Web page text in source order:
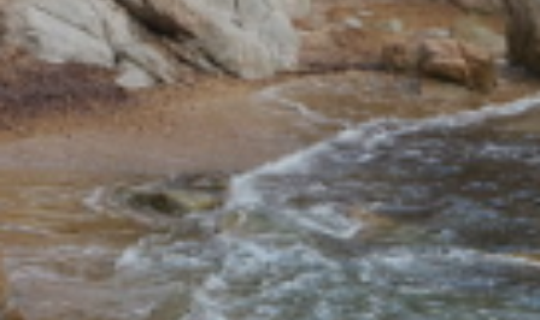
ES CA EN FR
Modificar cookies
Técnicas y funcionales
Siempre activas
Este sitio web utiliza Cookies propias para recopilar
información con la finalidad de mejorar nuestros servicios.
Si continua navegando, supone la aceptación de la
instalación de las mismas. El usuario tiene la posibilidad
de configurar su navegador pudiendo, si así lo desea,
impedir que sean instaladas en su disco duro, aunque
deberá tener en cuenta que dicha acción podrá ocasionar
dificultades de navegación de la página web.